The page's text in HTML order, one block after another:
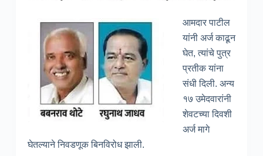
आमदार पाटील
यांनी अर्ज काढून
घेत, त्यांचे पुत्र
प्रतीक यांना
संधी दिली. अन्य
१७ उमेदवारांनी
शेवटच्या दिवशी
अर्ज मागे
घेतल्याने निवडणूक बिनविरोध झाली.